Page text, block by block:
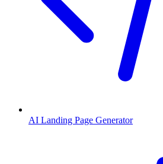
AI Landing Page Generator